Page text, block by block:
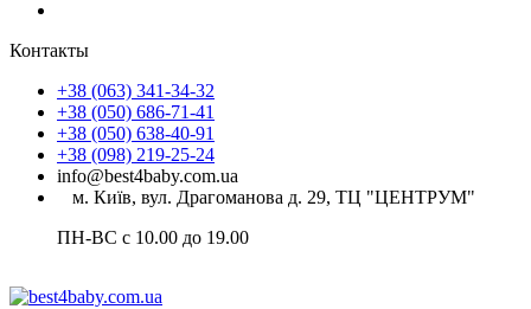
Контакты
+38 (063) 341-34-32
+38 (050) 686-71-41
+38 (050) 638-40-91
+38 (098) 219-25-24
info@best4baby.com.ua
м. Київ, вул. Драгоманова д. 29, ТЦ "ЦЕНТРУМ"
ПН-ВС с 10.00 до 19.00